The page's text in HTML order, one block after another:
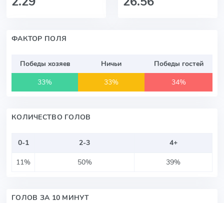
ФАКТОР ПОЛЯ
Победы хозяев Ничьи
Победы гостей
33%
33% 34%
КОЛИЧЕСТВО ГОЛОВ
0-1 2-3
4+
11%
50% 39%
ГОЛОВ ЗА 10 МИНУТ